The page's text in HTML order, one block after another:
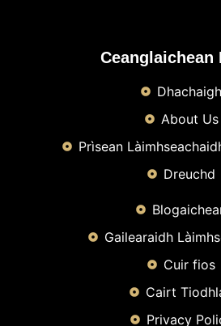
Ceanglaichean
Dhachaigh
About Us
Prìsean
Dreuchd
Gailearaidh
Cuir fios
Cairt
Privacy